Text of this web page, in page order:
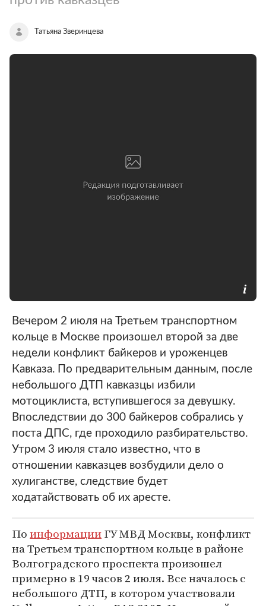
Татьяна Зверинцева
Вечером 2 июля на Третьем транспортном
кольце в Москве произошел второй за две
недели конфликт байкеров и уроженцев
Кавказа. По предварительным данным, после
небольшого ДТП кавказцы избили
мотоциклиста, вступившегося за девушку.
Впоследствии до 300 байкеров собрались у
поста ДПС, где проходило разбирательство.
Утром 3 июля стало известно, что в
отношении кавказцев возбудили дело о
хулиганстве, следствие будет
ходатайствовать об их аресте.
ПоинформацииГУ МВД Москвы, конфликт
на Третьем транспортном кольце в районе
Волгоградского проспекта произошел
примерно в 19 часов 2 июля. Все началось с
небольшого ДТП, в котором участвовали